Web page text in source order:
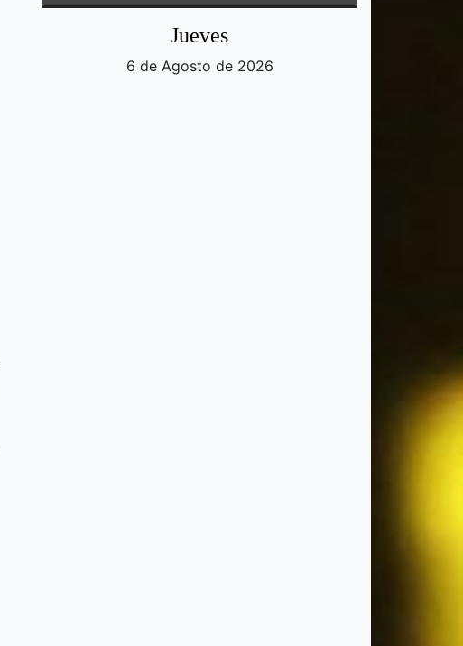
Jueves
6 de Agosto de 2026